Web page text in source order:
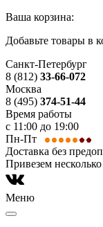
Ваша корзина:
Добавьте товары в
Санкт-Петербург
8 (812) 33-66-072
Москва
8 (495) 374-51-44
Время работы
с 11:00 до 19:00
Пн-Пт
Доставка без
Привезем
Меню